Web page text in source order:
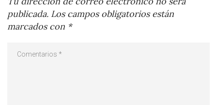
publicada. Los campos obligatorios están
marcados con *